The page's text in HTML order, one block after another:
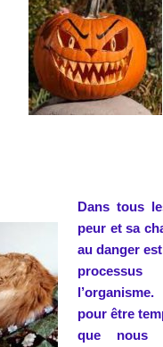
Dans tous
peur et sa
au danger
processus
pour être
que nous